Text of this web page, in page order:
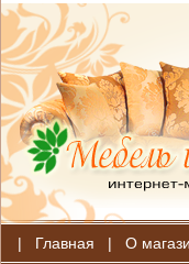
| Главная | О